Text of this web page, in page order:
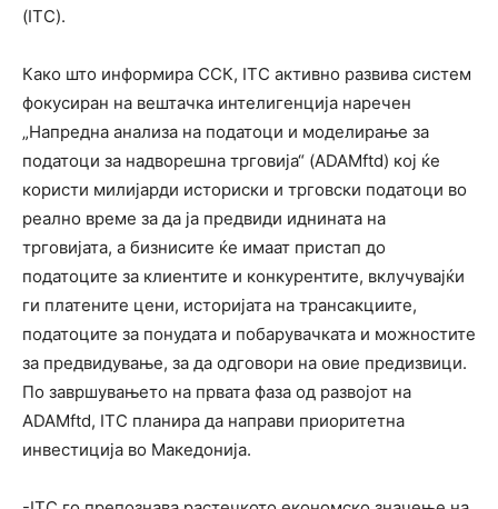
(ITC).
Како што информира ССК, ITC активно развива систем
фокусиран на вештачка интелигенција наречен
„Напредна анализа на податоци и моделирање за
податоци за надворешна трговија“ (ADAMftd) кој ќе
користи милијарди историски и трговски податоци во
реално време за да ја предвиди иднината на
трговијата, а бизнисите ќе имаат пристап до
податоците за клиентите и конкурентите, вклучувајќи
ги платените цени, историјата на трансакциите,
податоците за понудата и побарувачката и можностите
за предвидување, за да одговори на овие предизвици.
По завршувањето на првата фаза од развојот на
ADAMftd, ITC планира да направи приоритетна
инвестиција во Македонија.